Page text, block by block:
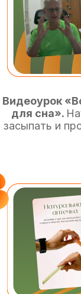
Видеоурок
для сна».
засыпать и